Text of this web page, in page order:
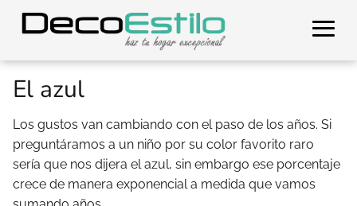
El azul
Los gustos van cambiando con el paso de los años. Si
preguntáramos a un niño por su color favorito raro
sería que nos dijera el azul, sin embargo ese porcentaje
crece de manera exponencial a medida que vamos